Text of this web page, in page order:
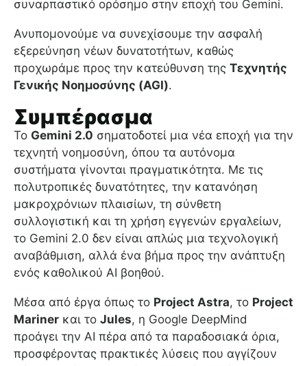
συναρπαστικό ορόσημο στην εποχή του Gemini.
Ανυπομονούμε να συνεχίσουμε την ασφαλή
εξερεύνηση νέων δυνατοτήτων, καθώς
προχωράμε προς την κατεύθυνση της Τεχνητής
Γενικής Νοημοσύνης (AGI).
Συμπέρασμα
Το Gemini 2.0 σηματοδοτεί μια νέα εποχή για την
τεχνητή νοημοσύνη, όπου τα αυτόνομα
συστήματα γίνονται πραγματικότητα. Με τις
πολυτροπικές δυνατότητες, την κατανόηση
μακροχρόνιων πλαισίων, τη σύνθετη
συλλογιστική και τη χρήση εγγενών εργαλείων,
το Gemini 2.0 δεν είναι απλώς μια τεχνολογική
αναβάθμιση, αλλά ένα βήμα προς την ανάπτυξη
ενός καθολικού AI βοηθού.
Μέσα από έργα όπως το Project Astra, το Project
Mariner και το Jules, η Google DeepMind
προάγει την AI πέρα από τα παραδοσιακά όρια,
προσφέροντας πρακτικές λύσεις που αγγίζουν